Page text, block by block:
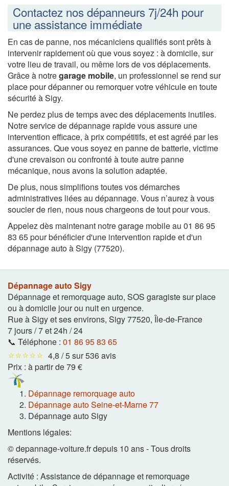
Contactez nos dépanneurs 7j/24h pour
une assistance immédiate
En cas de panne, nos mécaniciens qualifiés sont prêts à
intervenir rapidement où que vous soyez : à domicile, sur
votre lieu de travail, ou même lors de vos déplacements.
Grâce à notregarage mobile, un professionnel se rend sur
place pour dépanner ou remorquer votre véhicule en toute
sécurité à Sigy.
Ne perdez plus de temps avec des déplacements inutiles.
Notre service de dépannage rapide vous assure une
intervention efficace, à prix compétitifs, et est agréé par les
assurances. Que vous soyez en panne de batterie, victime
d'une crevaison ou confronté à toute autre panne
mécanique, nous avons la solution adaptée.
De plus, nous simplifions toutes vos démarches
administratives liées au dépannage. Vous n’aurez à vous
soucier de rien, nous nous chargeons de tout pour vous.
Appelez dès maintenant notre garage mobile au 01 86 95
83 65 pour bénéficier d'une intervention rapide et d'un
dépannage auto à Sigy (77520).
Dépannage auto Sigy
Dépannage et remorquage auto, SOS garagiste sur place
ou à domicile jour ou nuit en urgence.
Rue à Sigy et ses environs, Sigy77520, Île-de-France
7 jours / 7 et 24h / 24
📞 Téléphone : 01 86 95 83 65
⭐⭐⭐⭐⭐ 4,8 / 5 sur 536 avis
Prix : à partir de 79 €
Dépannage remorquage auto
Dépannage auto Seine-et-Marne 77
Dépannage auto Sigy
Mentions légales:
© depannage-voiture.fr depuis 10 ans - Tous droits
réservés.
Activité : Assistance de dépannage et remorquage